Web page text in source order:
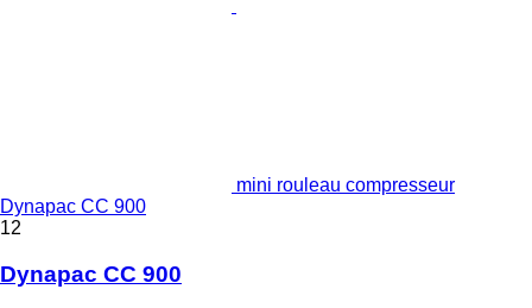
mini rouleau compresseur
Dynapac CC 900
12
Dynapac CC 900